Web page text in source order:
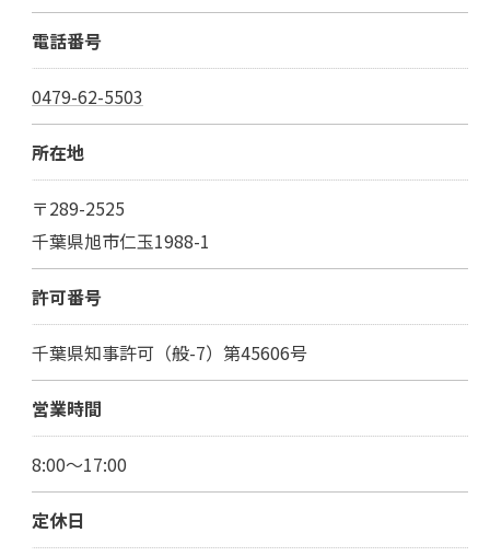
電話番号
0479-62-5503
所在地
〒289-2525
千葉県旭市仁玉1988-1
許可番号
千葉県知事許可（般-7）第45606号
営業時間
8:00～17:00
定休日